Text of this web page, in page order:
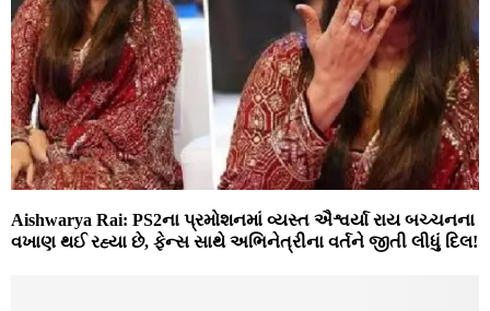
Aishwarya Rai: PS2ના પ્રમોશનમાં વ્યસ્ત ઐશ્વર્યા રાય બચ્ચનના
વખાણ થઈ રહ્યા છે, ફેન્સ સાથે અભિનેત્રીના વર્તને જીતી લીધું દિલ!